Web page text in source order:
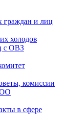
граждан и лиц
холодов
с ОВЗ
комиссии
в сфере